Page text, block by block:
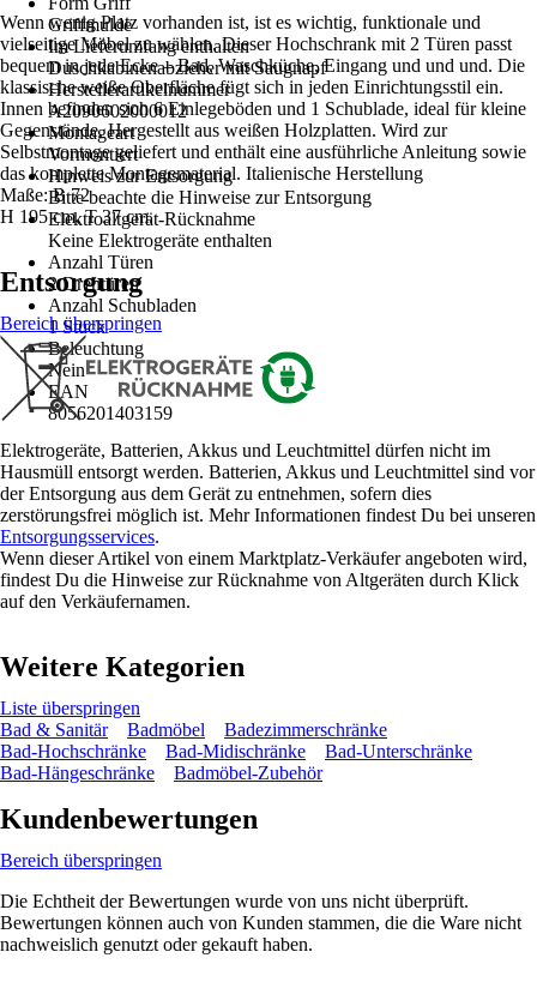
Griffmulde
Im Lieferumfang enthalten
Duschkabinenabzieher mit Saugnapf
Herstellerartikelnummer
A2090602000012
Montageart
Vormontiert
Hinweis zur Entsorgung
Bitte beachte die Hinweise zur Entsorgung
Elektroaltgerät-Rücknahme
Keine Elektrogeräte enthalten
Anzahl Türen
2 Drehtüren
Anzahl Schubladen
1 Stück
Beleuchtung
Nein
EAN
8056201403159
Wenn wenig Platz vorhanden ist, ist es wichtig, funktionale und
vielseitige Möbel zu wählen. Dieser Hochschrank mit 2 Türen passt
bequem in jede Ecke – Bad, Waschküche, Eingang und und und. Die
klassische weiße Oberfläche fügt sich in jeden Einrichtungsstil ein.
Innen befinden sich 6 Einlegeböden und 1 Schublade, ideal für kleine
Gegenstände. Hergestellt aus weißen Holzplatten. Wird zur
Selbstmontage geliefert und enthält eine ausführliche Anleitung sowie
das komplette Montagematerial. Italienische Herstellung
Maße: B 72
H 195 cm, T 37 cm.
Entsorgung
Bereich überspringen
Elektrogeräte, Batterien, Akkus und Leuchtmittel dürfen nicht im
Hausmüll entsorgt werden. Batterien, Akkus und Leuchtmittel sind vor
der Entsorgung aus dem Gerät zu entnehmen, sofern dies
zerstörungsfrei möglich ist. Mehr Informationen findest Du bei unseren
Entsorgungsservices.
Wenn dieser Artikel von einem Marktplatz-Verkäufer angeboten wird,
findest Du die Hinweise zur Rücknahme von Altgeräten durch Klick
auf den Verkäufernamen.
Weitere Kategorien
Liste überspringen
Bad & Sanitär
Badmöbel
Badezimmerschränke
Bad-Hochschränke
Bad-Midischränke
Bad-Unterschränke
Bad-Hängeschränke
Badmöbel-Zubehör
Kundenbewertungen
Bereich überspringen
Die Echtheit der Bewertungen wurde von uns nicht überprüft.
Bewertungen können auch von Kunden stammen, die die Ware nicht
nachweislich genutzt oder gekauft haben.